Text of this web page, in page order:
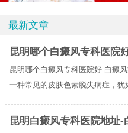
最新文章
昆明哪个白癜风专科医院
昆明哪个白癜风专科医院好-白癜
一种常见的皮肤色素脱失病症，犹
昆明白癜风专科医院地址